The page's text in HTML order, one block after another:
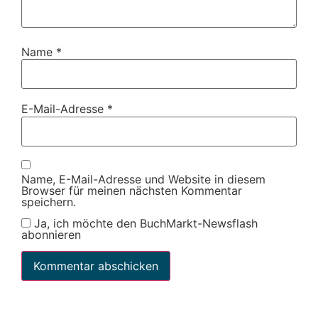
Name *
E-Mail-Adresse *
Name, E-Mail-Adresse und Website in diesem
Browser für meinen nächsten Kommentar
speichern.
Ja, ich möchte den BuchMarkt-Newsflash
abonnieren